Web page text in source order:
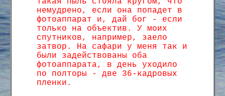
немудрено, если она попадет в
фотоаппарат и, дай бог - если
только на объектив. У моих
спутников, например, заело
затвор. На сафари у меня так и
были задействованы оба
фотоаппарата, в день уходило
по полторы - две 36-кадровых
пленки.